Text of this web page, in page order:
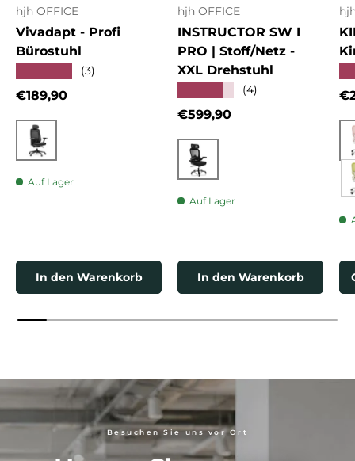
hjh OFFICE
Vivadapt - Profi
Bürostuhl
(3)
Normaler Preis
€189,90
Schwarz
Auf Lager
In den Warenkorb
hjh OFFICE
INSTRUCTOR SW I
PRO | Stoff/Netz -
XXL Drehstuhl
(4)
Normaler Preis
€599,90
Schwarz
Auf Lager
In den Warenkorb
Besuchen Sie uns vor Ort